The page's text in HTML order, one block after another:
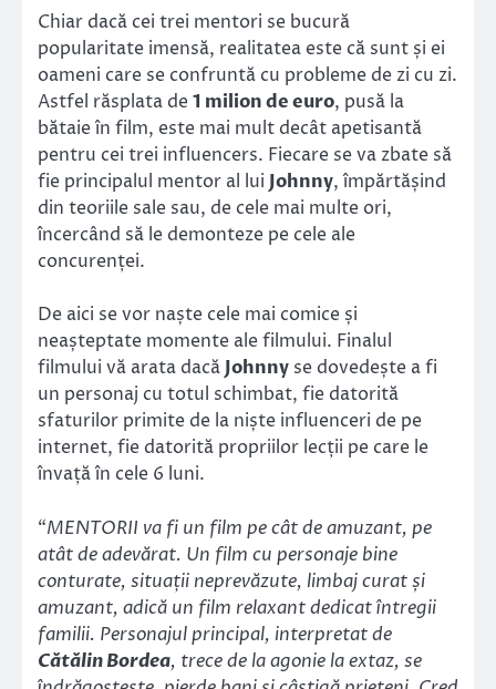
Chiar dacă cei trei mentori se bucură
popularitate imensă, realitatea este că sunt și ei
oameni care se confruntă cu probleme de zi cu zi.
Astfel răsplata de1 milion de euro, pusă la
bătaie în film, este mai mult decât apetisantă
pentru cei trei influencers. Fiecare se va zbate să
fie principalul mentor al lui Johnny, împărtășind
din teoriile sale sau, de cele mai multe ori,
încercând să le demonteze pe cele ale
concurenței.
De aici se vor naște cele mai comice și
neașteptate momente ale filmului. Finalul
filmului vă arata dacăJohnny se dovedește a fi
un personaj cu totul schimbat, fie datorită
sfaturilor primite de la niște influenceri de pe
internet, fie datorită propriilor lecții pe care le
învață în cele 6 luni.
“MENTORII va fi un film pe cât de amuzant, pe
atât de adevărat. Un film cu personaje bine
conturate, situații neprevăzute, limbaj curat și
amuzant, adică un film relaxant dedicat întregii
familii. Personajul principal, interpretat de
Cătălin Bordea, trece de la agonie la extaz, se